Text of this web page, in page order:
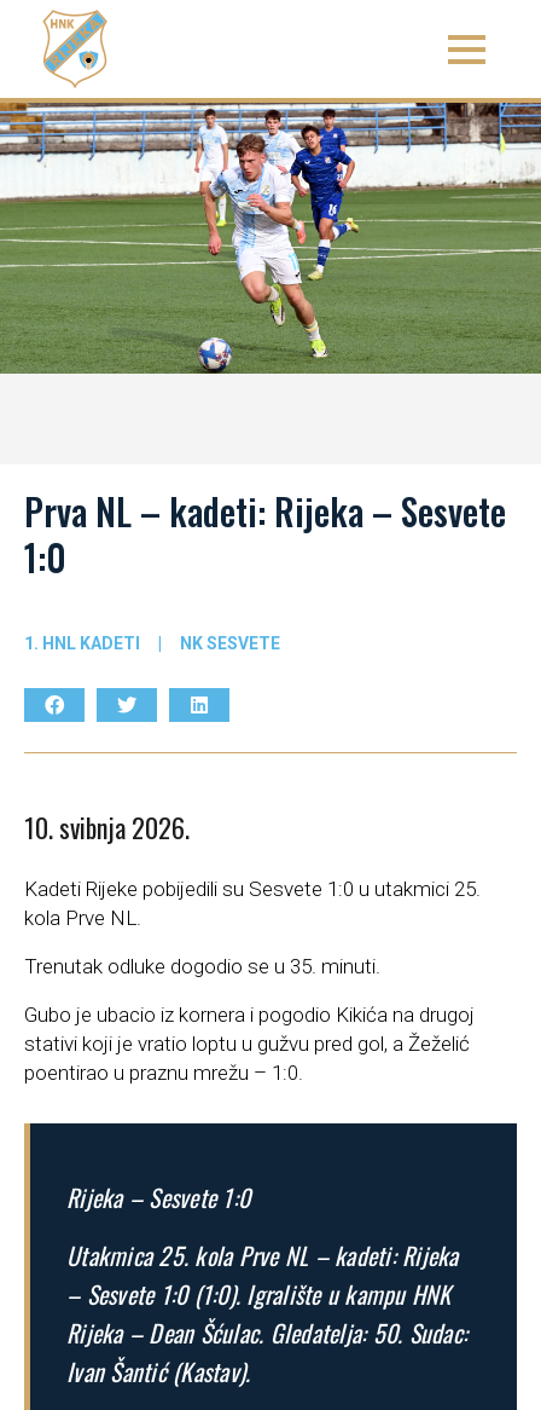
Prva NL – kadeti: Rijeka – Sesvete
1:0
1. HNL KADETI | NK SESVETE
10. svibnja 2026.
Kadeti Rijeke pobijedili su Sesvete 1:0 u utakmici 25.
kola Prve NL.
Trenutak odluke dogodio se u 35. minuti.
Gubo je ubacio iz kornera i pogodio Kikića na drugoj
stativi koji je vratio loptu u gužvu pred gol, a Žeželić
poentirao u praznu mrežu – 1:0.
Rijeka – Sesvete 1:0
Utakmica 25. kola Prve NL – kadeti: Rijeka
– Sesvete 1:0 (1:0). Igralište u kampu HNK
Rijeka – Dean Šćulac. Gledatelja: 50. Sudac:
Ivan Šantić (Kastav).